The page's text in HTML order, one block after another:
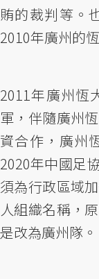
賄的裁判等。
2010年廣州的
2011年廣州恆
軍，伴隨廣州
資合作，廣州
2020年中國足
須為行政區域
人組織名稱，
是改為廣州隊。